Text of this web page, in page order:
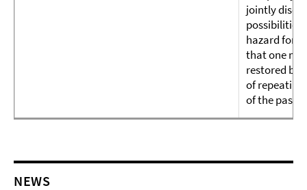
jointly
possibilities
hazard for
that one
restored
of
of the past.
NEWS